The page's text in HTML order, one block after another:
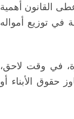
واضح، أعطى القانون أهمية
في توزيع أمواله
في وقت لاحق،
الأبناء أو